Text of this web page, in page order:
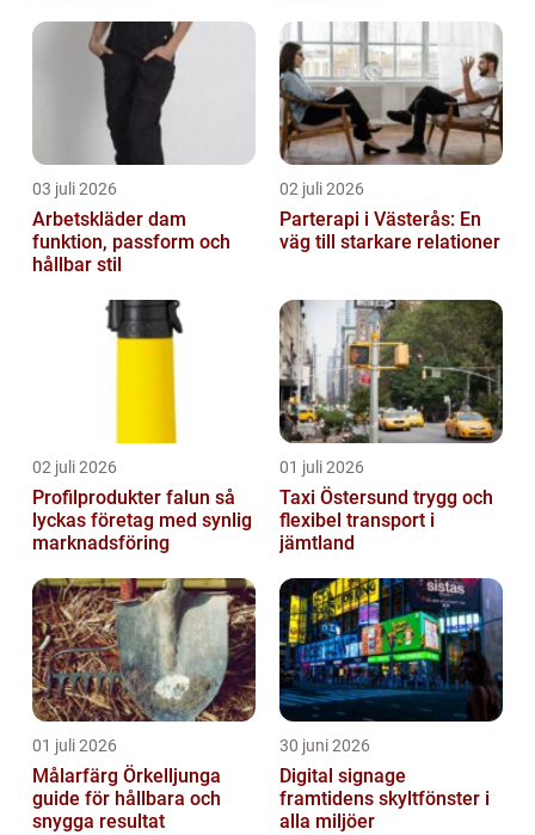
03 juli 2026
Arbetskläder dam
funktion, passform och
hållbar stil
02 juli 2026
Parterapi i Västerås: En
väg till starkare relationer
02 juli 2026
Profilprodukter falun så
lyckas företag med synlig
marknadsföring
01 juli 2026
Taxi Östersund trygg och
flexibel transport i
jämtland
01 juli 2026
Målarfärg Örkelljunga
guide för hållbara och
snygga resultat
30 juni 2026
Digital signage
framtidens skyltfönster i
alla miljöer